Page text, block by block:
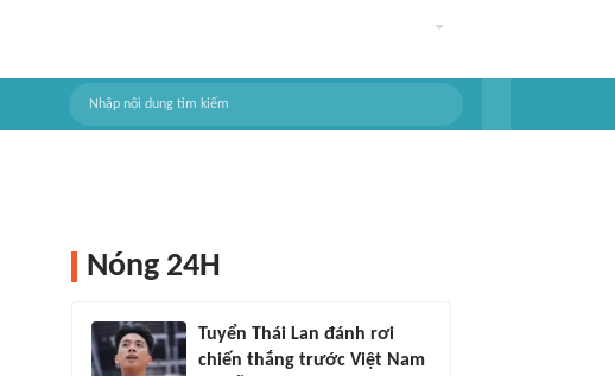
Nóng 24H
Tuyển Thái Lan đánh rơi
chiến thắng trước Việt Nam